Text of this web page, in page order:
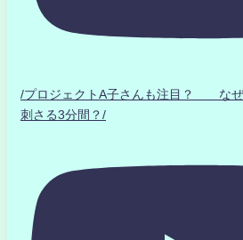
/プロジェクトA子さんも注目？ なぜ
刺さる3分間？/